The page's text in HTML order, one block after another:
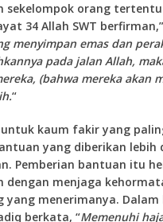
sekelompok orang
34 Allah SWT berfirman,”
menyimpan emas dan
pada jalan Allah,
(bahwa mereka akan
“
kaum fakir yang
yang diberikan lebih
Pemberian bantuan itu
dengan menjaga
yang menerimanya.
berkata, “Memenuhi